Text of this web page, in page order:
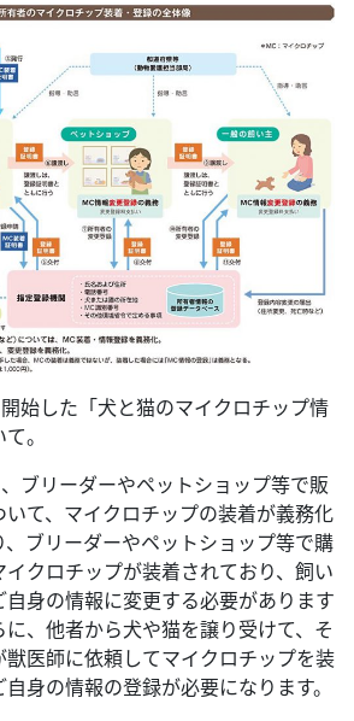
始した「犬と猫のマイクロチップ情
。
ブリーダーやペットショップ等で販
て、マイクロチップの装着が義務化
ブリーダーやペットショップ等で購
クロチップが装着されており、飼い
身の情報に変更する必要があります
に、他者から犬や猫を譲り受けて、そ
医師に依頼してマイクロチップを装
身の情報の登録が必要になります。